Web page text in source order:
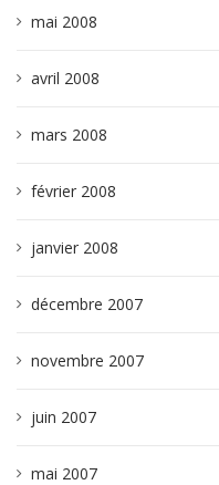
mai 2008
avril 2008
mars 2008
février 2008
janvier 2008
décembre 2007
novembre 2007
juin 2007
mai 2007